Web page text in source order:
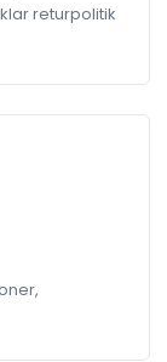
returpolitik